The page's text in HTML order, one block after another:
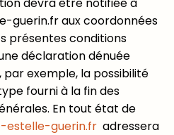
guerin.fr aux coordonnées
présentes conditions
déclaration dénuée
par exemple, la possibilité
fourni à la fin des
En tout état de
estelle-guerin.fr adressera